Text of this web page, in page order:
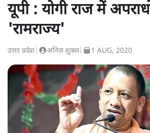
यूपी : योगी राज में
'रामराज्य'
उत्तर प्रदेश अनिल शुक्ल| 1 AUG, 2020